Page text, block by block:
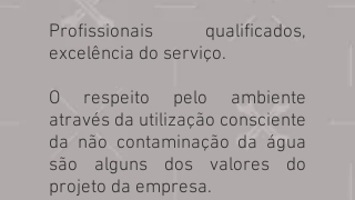
Profissionais qualificados,
excelência do serviço.
O respeito pelo ambiente
através da utilização consciente
da não contaminação da água
são alguns dos valores do
projeto da empresa.